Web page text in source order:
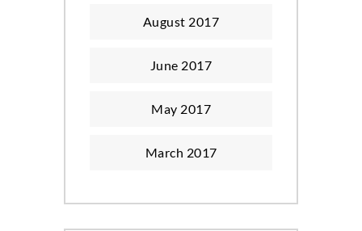
August 2017
June 2017
May 2017
March 2017